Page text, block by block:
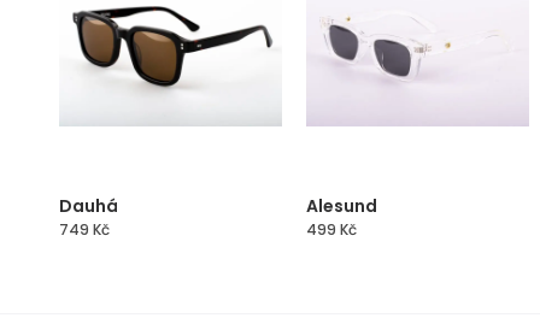
Dauhá
749 Kč
Alesund
499 Kč